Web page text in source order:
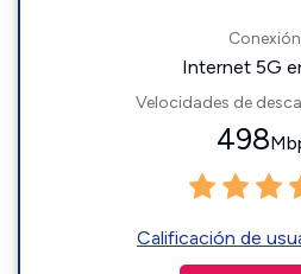
Internet 5G
Velocidades de
498
Calificación de